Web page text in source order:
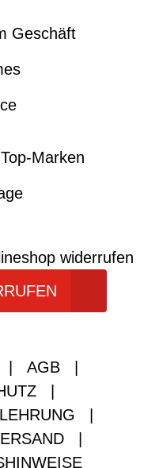
Geschäft
Marken
widerrufen
AGB